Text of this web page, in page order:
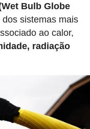
Bulb Globe
sistemas mais
ao calor,
radiação